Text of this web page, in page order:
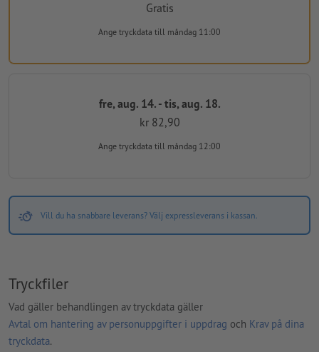
Gratis
Ange tryckdata till måndag 11:00
fre, aug. 14. - tis, aug. 18.
kr 82,90
Ange tryckdata till måndag 12:00
Vill du ha snabbare leverans? Välj expressleverans i kassan.
Tryckfiler
Vad gäller behandlingen av tryckdata gäller
Avtal om hantering av personuppgifter i uppdrag och Krav på dina
tryckdata.